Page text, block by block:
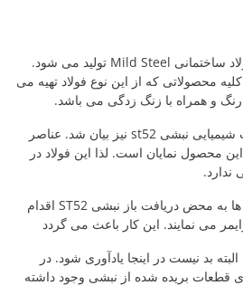
نبشی st52 که از مواد فولاد ساختمانی Mild Steel تولید می شود.
محصولاتی که از این نوع فولاد تهیه می
و همراه با زنگ زدگی می باشد.
همانگونه که در مشخصات شیمیایی نبشی st52 نیز بیان شد. عناصر
محصول نمایان است. لذا این فولاد در
ندارد.
از این رو در بیشتر پروژه ها به محض دریافت باز نبشی ST52 اقدام
می نمایند. این کار باعث می گردد
بد نیست در اینجا یادآوری شود. در
قطعات بریده شده از نبشی وجود داشته